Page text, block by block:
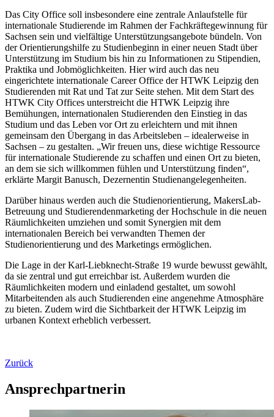
Das City Office soll insbesondere eine zentrale Anlaufstelle für
internationale Studierende im Rahmen der Fachkräftegewinnung für
Sachsen sein und vielfältige Unterstützungsangebote bündeln. Von
der Orientierungshilfe zu Studienbeginn in einer neuen Stadt über
Unterstützung im Studium bis hin zu Informationen zu Stipendien,
Praktika und Jobmöglichkeiten. Hier wird auch das neu
eingerichtete internationale Career Office der HTWK Leipzig den
Studierenden mit Rat und Tat zur Seite stehen. Mit dem Start des
HTWK City Offices unterstreicht die HTWK Leipzig ihre
Bemühungen, internationalen Studierenden den Einstieg in das
Studium und das Leben vor Ort zu erleichtern und mit ihnen
gemeinsam den Übergang in das Arbeitsleben – idealerweise in
Sachsen – zu gestalten. „Wir freuen uns, diese wichtige Ressource
für internationale Studierende zu schaffen und einen Ort zu bieten,
an dem sie sich willkommen fühlen und Unterstützung finden“,
erklärte Margit Banusch, Dezernentin Studienangelegenheiten.
Darüber hinaus werden auch die Studienorientierung, MakersLab-
Betreuung und Studierendenmarketing der Hochschule in die neuen
Räumlichkeiten umziehen und somit Synergien mit dem
internationalen Bereich bei verwandten Themen der
Studienorientierung und des Marketings ermöglichen.
Die Lage in der Karl-Liebknecht-Straße 19 wurde bewusst gewählt,
da sie zentral und gut erreichbar ist. Außerdem wurden die
Räumlichkeiten modern und einladend gestaltet, um sowohl
Mitarbeitenden als auch Studierenden eine angenehme Atmosphäre
zu bieten. Zudem wird die Sichtbarkeit der HTWK Leipzig im
urbanen Kontext erheblich verbessert.
Zurück
Ansprechpartnerin